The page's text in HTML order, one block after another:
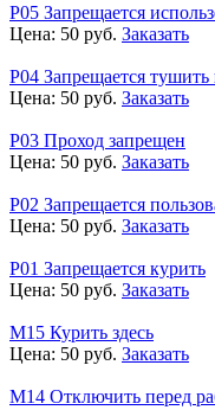
Р05 Запрещается
Цена: 50 руб. Заказать
Р04 Запрещается тушить
Цена: 50 руб. Заказать
Р03 Проход запрещен
Цена: 50 руб. Заказать
Р02 Запрещается
Цена: 50 руб. Заказать
Р01 Запрещается курить
Цена: 50 руб. Заказать
М15 Курить здесь
Цена: 50 руб. Заказать
М14 Отключить перед